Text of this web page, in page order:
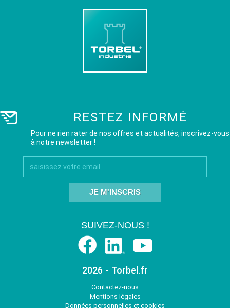
RESTEZ INFORMÉ
Pour ne rien rater de nos offres et actualités, inscrivez-vous
à notre newsletter !
JE M'INSCRIS
SUIVEZ-NOUS !
2026 - Torbel.fr
Contactez-nous
Mentions légales
Données personnelles et cookies